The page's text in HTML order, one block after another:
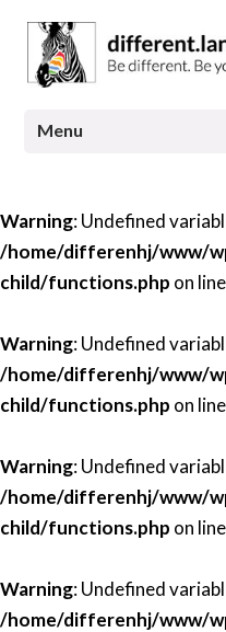
Warning: Undefined
/home/differenhj/www/
child/functions.php on line
Warning: Undefined
/home/differenhj/www/
child/functions.php on line
Warning: Undefined
/home/differenhj/www/
child/functions.php on line
Warning: Undefined
/home/differenhj/www/